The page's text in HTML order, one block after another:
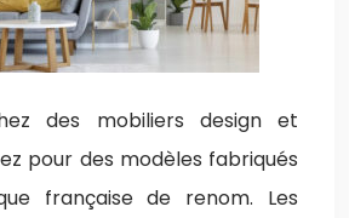
des mobiliers design et
pour des modèles fabriqués
française de renom. Les